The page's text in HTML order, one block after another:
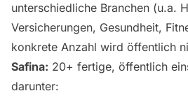
unterschiedliche Branchen (u.a.
Versicherungen, Gesundheit,
konkrete Anzahl wird öffentlich
Safina: 20+ fertige, öffentlich
darunter: